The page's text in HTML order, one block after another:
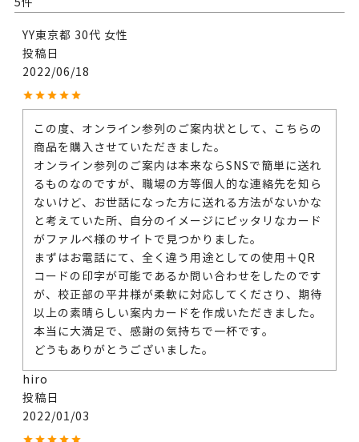
5
YY東京都 30代 女性
投稿日
2022/06/18
この度、オンライン参列のご案内状として、こちらの
商品を購入させていただきました。
オンライン参列のご案内は本来ならSNSで簡単に送れ
るものなのですが、職場の方等個人的な連絡先を知ら
ないけど、お世話になった方に送れる方法がないかな
と考えていた所、自分のイメージにピッタリなカード
がファルべ様のサイトで見つかりました。
まずはお電話にて、全く違う用途としての使用＋QR
コードの印字が可能であるか問い合わせをしたのです
が、校正部の平井様が柔軟に対応してくださり、期待
以上の素晴らしい案内カードを作成いただきました。
本当に大満足で、感謝の気持ちで一杯です。
どうもありがとうございました。
hiro
投稿日
2022/01/03